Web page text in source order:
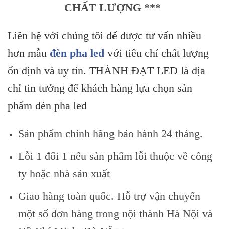
CHẤT LƯỢNG ***
Liên hệ với chúng tôi để được tư vấn nhiều
hơn mẫu đèn pha led với tiêu chí chất lượng
ổn định và uy tín. THÀNH ĐẠT LED là địa
chỉ tin tưởng để khách hàng lựa chọn sản
phẩm đèn pha led
Sản phẩm chính hãng bảo hành 24 tháng.
Lỗi 1 đổi 1 nếu sản phẩm lỗi thuộc về công
ty hoặc nhà sản xuất
Giao hàng toàn quốc. Hỗ trợ vận chuyển
một số đơn hàng trong nội thành Hà Nội và